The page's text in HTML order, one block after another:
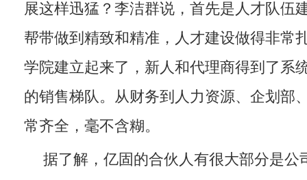
展这样迅猛？李洁群说，首先是人才队伍
帮带做到精致和精准，人才建设做得非常
学院建立起来了，新人和代理商得到了系
的销售梯队。从财务到人力资源、企划部
常齐全，毫不含糊。
据了解，亿固的合伙人有很大部分是公